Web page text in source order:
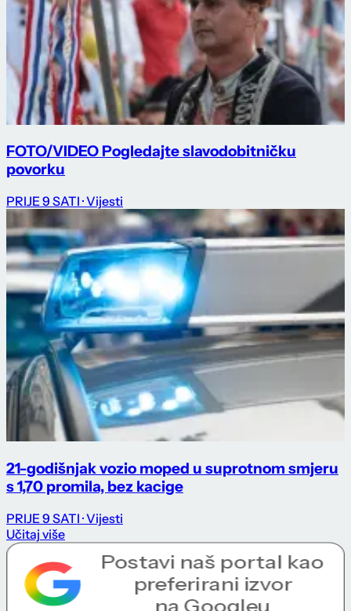
FOTO/VIDEO Pogledajte slavodobitničku
povorku
PRIJE 9 SATI · Vijesti
21-godišnjak vozio moped u suprotnom smjeru
s 1,70 promila, bez kacige
PRIJE 9 SATI · Vijesti
Učitaj više